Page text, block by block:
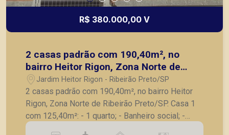
R$ 380.000,00 V
2 casas padrão com 190,40m², no
bairro Heitor Rigon, Zona Norte de
Ribeirão Preto/SP.
Jardim Heitor Rigon - Ribeirão Preto/SP
2 casas padrão com 190,40m², no bairro Heitor
Rigon, Zona Norte de Ribeirão Preto/SP. Casa 1
com 125,40m²: - 1 quarto; - Banheiro social; -
Sala; - Cozinha; - Área de serviço; - Quintal amplo